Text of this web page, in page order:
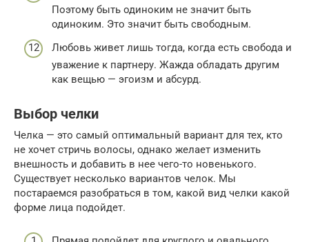
Поэтому быть одиноким не значит быть
одиноким. Это значит быть свободным.
Любовь живет лишь тогда, когда есть свобода и
уважение к партнеру. Жажда обладать другим
как вещью — эгоизм и абсурд.
Выбор челки
Челка — это самый оптимальный вариант для тех, кто
не хочет стричь волосы, однако желает изменить
внешность и добавить в нее чего-то новенького.
Существует несколько вариантов челок. Мы
постараемся разобраться в том, какой вид челки какой
форме лица подойдет.